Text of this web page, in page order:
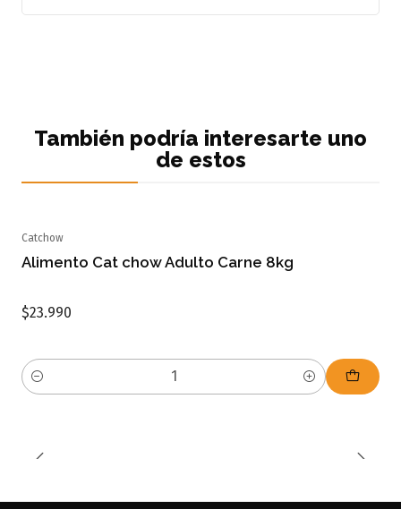
También podría interesarte uno
de estos
Catchow
Alimento Cat chow Adulto Carne 8kg
$23.990
Cantidad